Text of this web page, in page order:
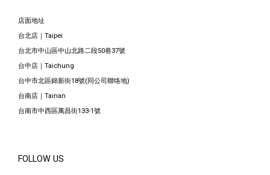
店面地址
台北店｜Taipei
台北市中山區中山北路二段50巷37號
台中店｜Taichung
台中市北區錦新街18號(同公司聯络地)
台南店｜Tainan
台南市中西區萬昌街133-1號
FOLLOW US